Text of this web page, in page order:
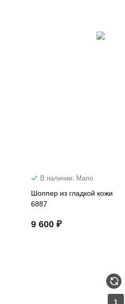
В наличии: Мало
Шоппер из гладкой кожи
6887
9 600 ₽
1